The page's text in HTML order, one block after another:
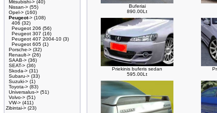
Mitsubishi-> (40)
Nissan-> (55)
Opel-> (160)
Peugeot-> (108)
406 (32)
Peugeot 206 (56)
Peugeot 307 (16)
Peugeot 407 2004-10 (3)
Peugeot 605 (1)
Porsche-> (32)
Renault-> (26)
SAAB-> (36)
SEAT-> (36)
Skoda-> (31)
Subaru-> (33)
Suzuki-> (1)
Toyota-> (83)
Universalus-> (51)
Volvo-> (51)
VW-> (411)
Zibintai-> (23)
Buferiai
890.00Lt
Priekinis buferis sedan
595.00Lt